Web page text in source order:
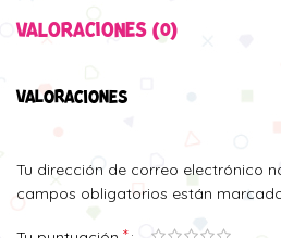
VALORACIONES (0)
VALORACIONES
Tu dirección de correo electrónico
campos obligatorios están